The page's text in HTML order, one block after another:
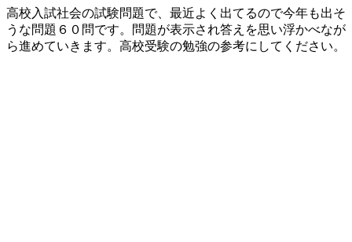
高校入試社会の試験問題で、最近よく出てるので今年も出そ
うな問題６０問です。問題が表示され答えを思い浮かべなが
ら進めていきます。高校受験の勉強の参考にしてください。